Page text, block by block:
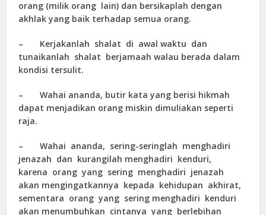
orang (milik orang lain) dan bersikaplah dengan
akhlak yang baik terhadap semua orang.
– Kerjakanlah shalat di awal waktu dan
tunaikanlah shalat berjamaah walau berada dalam
kondisi tersulit.
– Wahai ananda, butir kata yang berisi hikmah
dapat menjadikan orang miskin dimuliakan seperti
raja.
– Wahai ananda, sering-seringlah menghadiri
jenazah dan kurangilah menghadiri kenduri,
karena orang yang sering menghadiri jenazah
akan mengingatkannya kepada kehidupan akhirat,
sementara orang yang sering menghadiri kenduri
akan menumbuhkan cintanya yang berlebihan